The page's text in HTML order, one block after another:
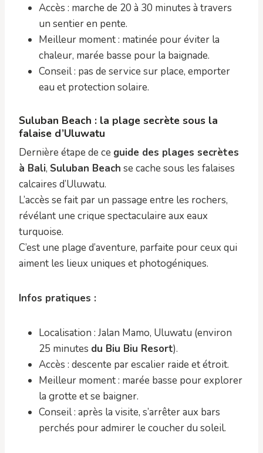
Accès : marche de 20 à 30 minutes à travers
un sentier en pente.
Meilleur moment : matinée pour éviter la
chaleur, marée basse pour la baignade.
Conseil : pas de service sur place, emporter
eau et protection solaire.
Suluban Beach : la plage secrète sous la
falaise d’Uluwatu
Dernière étape de ce guide des plages secrètes
à Bali, Suluban Beach se cache sous les falaises
calcaires d’Uluwatu.
L’accès se fait par un passage entre les rochers,
révélant une crique spectaculaire aux eaux
turquoise.
C’est une plage d’aventure, parfaite pour ceux qui
aiment les lieux uniques et photogéniques.
Infos pratiques :
Localisation : Jalan Mamo, Uluwatu (environ
25 minutes du Biu Biu Resort).
Accès : descente par escalier raide et étroit.
Meilleur moment : marée basse pour explorer
la grotte et se baigner.
Conseil : après la visite, s’arrêter aux bars
perchés pour admirer le coucher du soleil.